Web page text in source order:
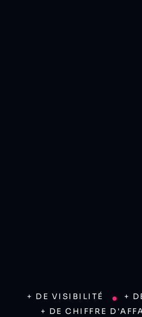
+ DE VISIBILITÉ
+
+ DE CHIFFRE